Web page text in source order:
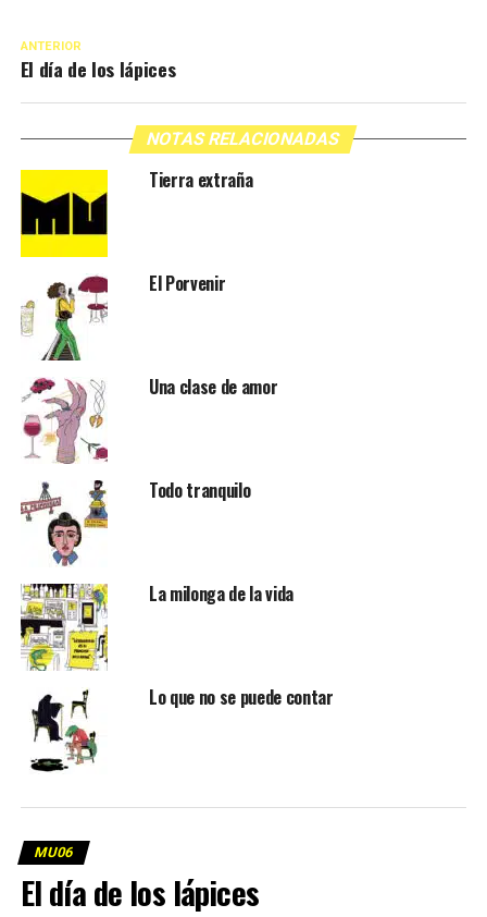
ANTERIOR
El día de los lápices
NOTAS RELACIONADAS
Tierra extraña
El Porvenir
Una clase de amor
Todo tranquilo
La milonga de la vida
Lo que no se puede contar
MU06
El día de los lápices